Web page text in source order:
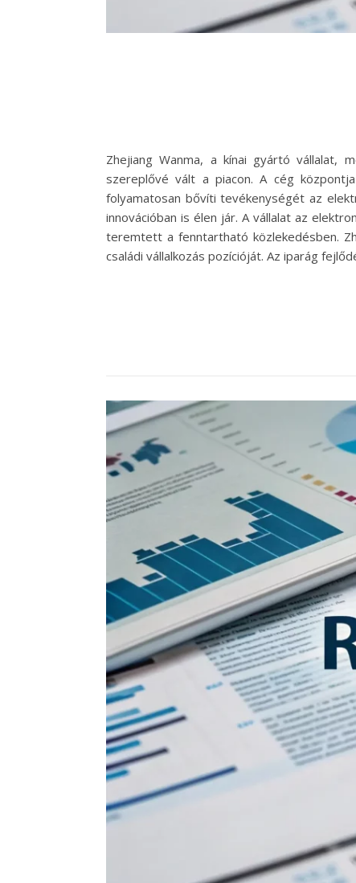
Zhejiang Wanma, a kínai gyártó vállalat,
szereplővé vált a piacon. A cég
folyamatosan bővíti tevékenységét az
innovációban is élen jár. A vállalat az
teremtett a fenntartható közlekedésben.
családi vállalkozás pozícióját. Az iparág